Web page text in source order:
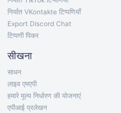
निर्यात VKontakte टिप्पणियाँ
Export Discord Chat
टिप्पणी पिकर
सीखना
साधन
लाइव एमएपी
हमारे मूल्य निर्धारण की योजनाएं
एपीआई प्रलेखन